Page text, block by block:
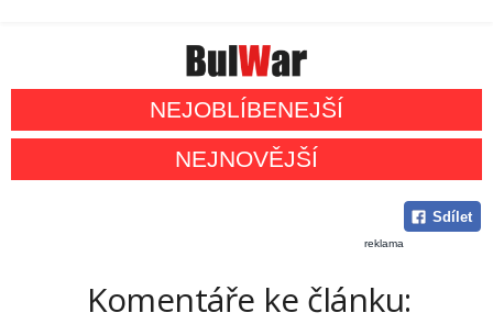
NEJOBLÍBENEJŠÍ
NEJNOVĚJŠÍ
Sdílet
reklama
Komentáře ke článku: